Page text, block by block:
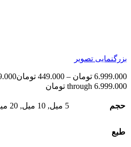
بزرگنمایی تصویر
6.999.000 تومان –
449.000 تومان
through 6.999.000 تومان
حجم 5 میل , 10 میل , 20 میل
طبع